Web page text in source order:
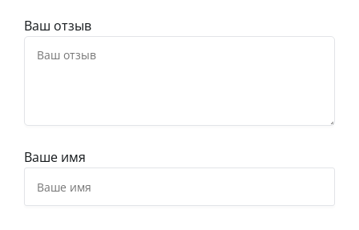
Ваш отзыв
Ваше имя